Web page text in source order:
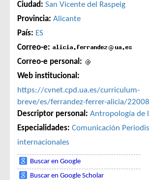
Ciudad: San Vicente del Raspeig
Provincia: Alicante
País: ES
Correo-e:
Correo-e personal:
Web institucional:
https://cvnet.cpd.ua.es/curriculum-
breve/es/ferrandez-ferrer-alicia/
Descriptor personal: Antropología de
Especialidades: Comunicación
internacionales
Buscar en Google
Buscar en Google Scholar